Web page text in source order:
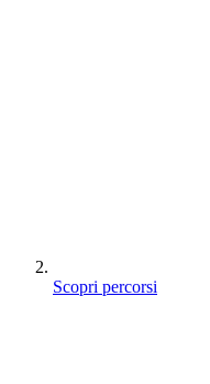
Scopri percorsi